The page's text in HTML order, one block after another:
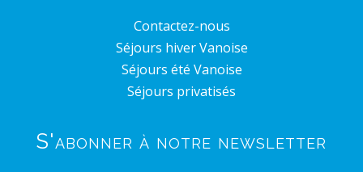
Contactez-nous
Séjours hiver Vanoise
Séjours été Vanoise
Séjours privatisés
S'abonner à notre newsletter